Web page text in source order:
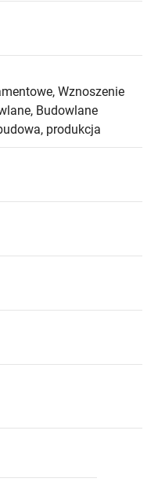
Wznoszenie
Budowlane
produkcja